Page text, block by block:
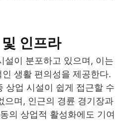
인프라
설이 분포하고 있으며, 이는
생활 편의성을 제공한다.
상업 시설이 쉽게 접근할 수
으며, 인근의 경륜 경기장과
의 상업적 활성화에도 기여